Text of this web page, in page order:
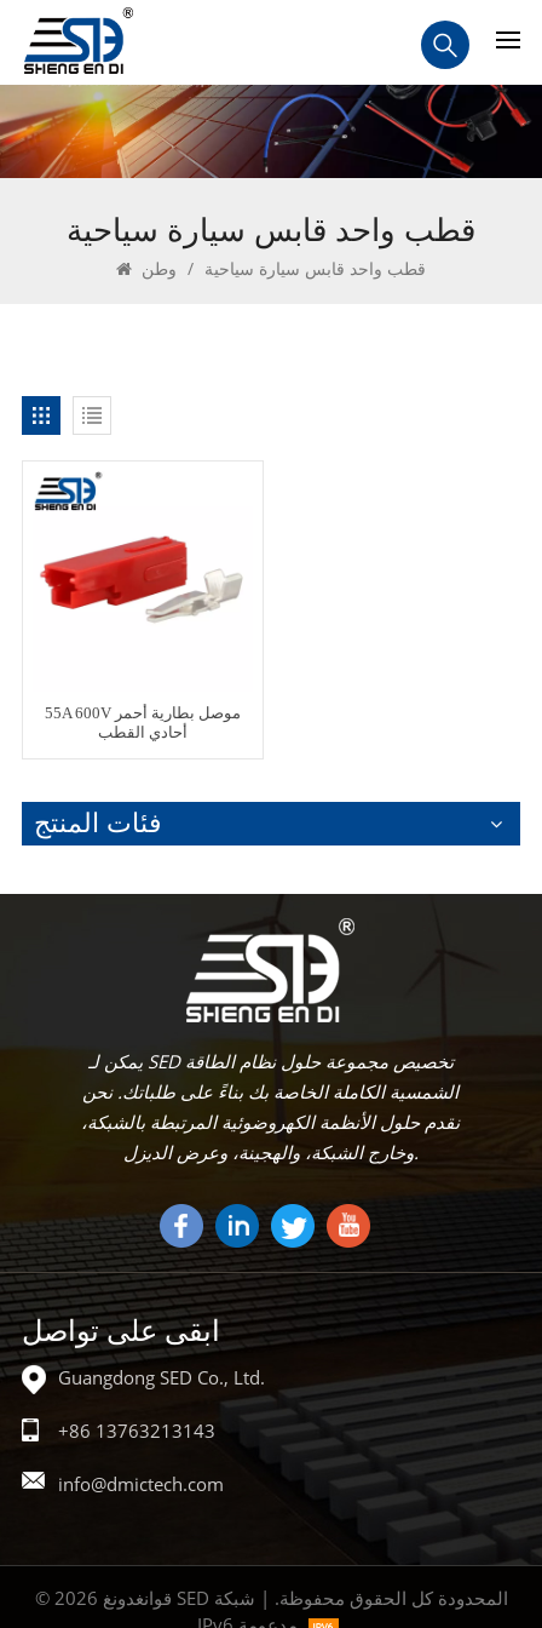
قطب واحد قابس سيارة سياحية
وطن / قطب واحد قابس سيارة سياحية
55A 600V موصل بطارية أحمر
أحادي القطب
فئات المنتج
يمكن لـ SED تخصيص مجموعة حلول نظام الطاقة
الشمسية الكاملة الخاصة بك بناءً على طلباتك. نحن
نقدم حلول الأنظمة الكهروضوئية المرتبطة بالشبكة،
وخارج الشبكة، والهجينة، وعرض الديزل.
ابقى على تواصل
Guangdong SED Co., Ltd.
+86 13763213143
info@dmictech.com
© 2026 قوانغدونغ SED المحدودة كل الحقوق محفوظة. | شبكة